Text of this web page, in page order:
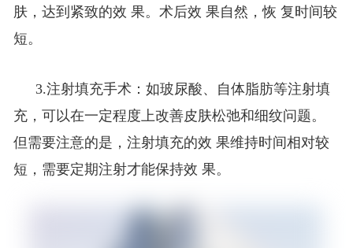
肤，达到紧致的效 果。术后效 果自然，恢 复时间较
短。
3.注射填充手术：如玻尿酸、自体脂肪等注射填
充，可以在一定程度上改善皮肤松弛和细纹问题。
但需要注意的是，注射填充的效 果维持时间相对较
短，需要定期注射才能保持效 果。